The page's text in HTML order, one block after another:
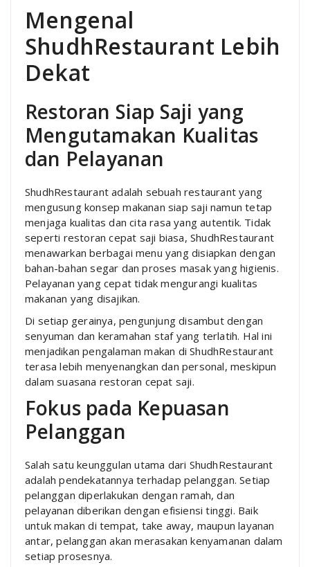
Mengenal
ShudhRestaurant Lebih
Dekat
Restoran Siap Saji yang
Mengutamakan Kualitas
dan Pelayanan
ShudhRestaurant adalah sebuah restaurant yang
mengusung konsep makanan siap saji namun tetap
menjaga kualitas dan cita rasa yang autentik. Tidak
seperti restoran cepat saji biasa, ShudhRestaurant
menawarkan berbagai menu yang disiapkan dengan
bahan-bahan segar dan proses masak yang higienis.
Pelayanan yang cepat tidak mengurangi kualitas
makanan yang disajikan.
Di setiap gerainya, pengunjung disambut dengan
senyuman dan keramahan staf yang terlatih. Hal ini
menjadikan pengalaman makan di ShudhRestaurant
terasa lebih menyenangkan dan personal, meskipun
dalam suasana restoran cepat saji.
Fokus pada Kepuasan
Pelanggan
Salah satu keunggulan utama dari ShudhRestaurant
adalah pendekatannya terhadap pelanggan. Setiap
pelanggan diperlakukan dengan ramah, dan
pelayanan diberikan dengan efisiensi tinggi. Baik
untuk makan di tempat, take away, maupun layanan
antar, pelanggan akan merasakan kenyamanan dalam
setiap prosesnya.